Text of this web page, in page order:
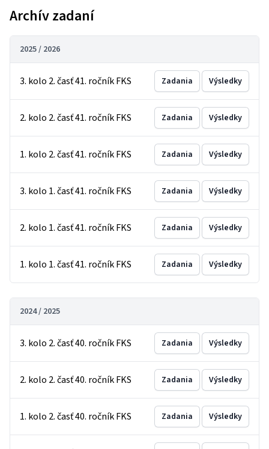
Archív zadaní
2025 / 2026
3. kolo 2. časť 41. ročník FKS Zadania Výsledky
2. kolo 2. časť 41. ročník FKS Zadania Výsledky
1. kolo 2. časť 41. ročník FKS Zadania Výsledky
3. kolo 1. časť 41. ročník FKS Zadania Výsledky
2. kolo 1. časť 41. ročník FKS Zadania Výsledky
1. kolo 1. časť 41. ročník FKS Zadania Výsledky
2024 / 2025
3. kolo 2. časť 40. ročník FKS Zadania Výsledky
2. kolo 2. časť 40. ročník FKS Zadania Výsledky
1. kolo 2. časť 40. ročník FKS Zadania Výsledky